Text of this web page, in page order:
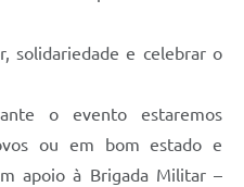
solidariedade e celebrar o
o evento estaremos
ou em bom estado e
apoio à Brigada Militar –